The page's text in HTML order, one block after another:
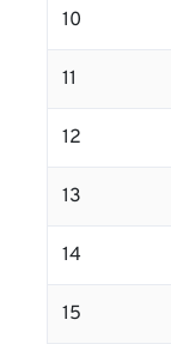
10
11
12
13
14
15